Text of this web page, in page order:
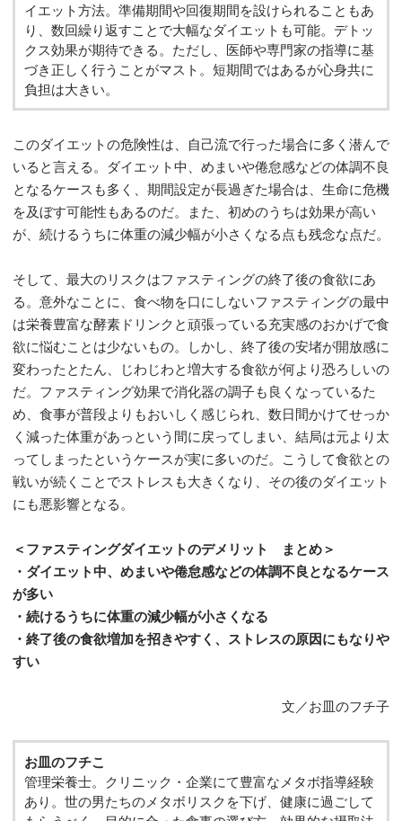
イエット方法。準備期間や回復期間を設けられることもあ
り、数回繰り返すことで大幅なダイエットも可能。デトッ
クス効果が期待できる。ただし、医師や専門家の指導に基
づき正しく行うことがマスト。短期間ではあるが心身共に
負担は大きい。
このダイエットの危険性は、自己流で行った場合に多く潜んで
いると言える。ダイエット中、めまいや倦怠感などの体調不良
となるケースも多く、期間設定が長過ぎた場合は、生命に危機
を及ぼす可能性もあるのだ。また、初めのうちは効果が高い
が、続けるうちに体重の減少幅が小さくなる点も残念な点だ。
そして、最大のリスクはファスティングの終了後の食欲にあ
る。意外なことに、食べ物を口にしないファスティングの最中
は栄養豊富な酵素ドリンクと頑張っている充実感のおかげで食
欲に悩むことは少ないもの。しかし、終了後の安堵が開放感に
変わったとたん、じわじわと増大する食欲が何より恐ろしいの
だ。ファスティング効果で消化器の調子も良くなっているた
め、食事が普段よりもおいしく感じられ、数日間かけてせっか
く減った体重があっという間に戻ってしまい、結局は元より太
ってしまったというケースが実に多いのだ。こうして食欲との
戦いが続くことでストレスも大きくなり、その後のダイエット
にも悪影響となる。
＜ファスティングダイエットのデメリット まとめ＞
・ダイエット中、めまいや倦怠感などの体調不良となるケース
が多い
・続けるうちに体重の減少幅が小さくなる
・終了後の食欲増加を招きやすく、ストレスの原因にもなりや
すい
文／お皿のフチ子
お皿のフチこ
管理栄養士。クリニック・企業にて豊富なメタボ指導経験
あり。世の男たちのメタボリスクを下げ、健康に過ごして